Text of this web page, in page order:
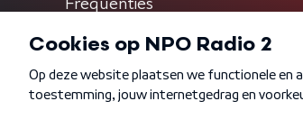
Frequenties
Algemene voorwaarden Privacybeleid